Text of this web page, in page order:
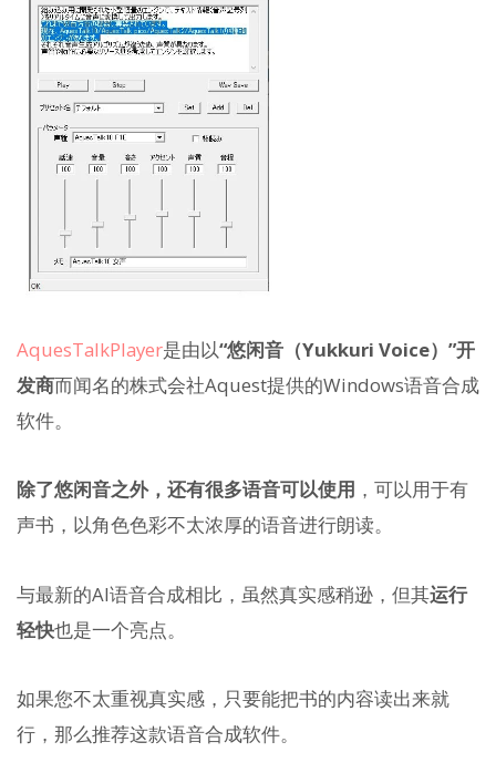
AquesTalkPlayer是由以“悠闲音（Yukkuri Voice）”开
发商而闻名的株式会社Aquest提供的Windows语音合成
软件。
除了悠闲音之外，还有很多语音可以使用 ，可以用于有
声书，以角色色彩不太浓厚的语音进行朗读。
与最新的AI语音合成相比，虽然真实感稍逊，但其运行
轻快也是一个亮点。
如果您不太重视真实感，只要能把书的内容读出来就
行，那么推荐这款语音合成软件。